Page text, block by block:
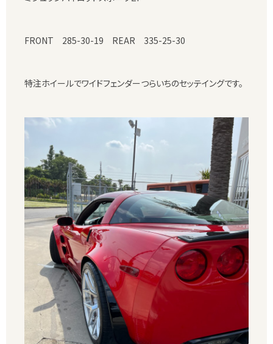
FRONT 285-30-19 REAR 335-25-30
特注ホイールでワイドフェンダーつらいちのセッテイングです。